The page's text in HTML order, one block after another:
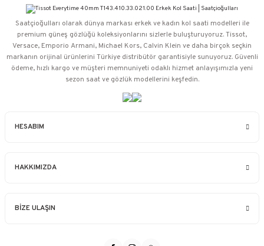
HESABIM
HAKKIMIZDA
BİZE ULAŞIN
Saatçioğulları⁠ olarak dünya markası erkek ve kadın kol saati modelleri ile
premium güneş gözlüğü koleksiyonlarını sizlerle buluşturuyoruz. Tissot,
Versace, Emporio Armani, Michael Kors, Calvin Klein ve daha birçok seçkin
markanın orijinal ürünlerini Türkiye distribütör garantisiyle sunuyoruz. Güvenli
ödeme, hızlı kargo ve müşteri memnuniyeti odaklı hizmet anlayışımızla yeni
sezon saat ve gözlük modellerini keşfedin.